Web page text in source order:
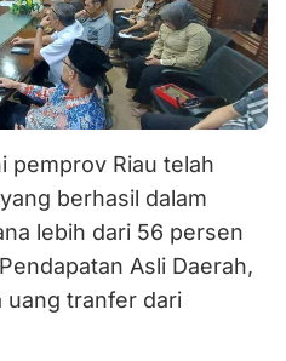
pemprov Riau telah
berhasil dalam
lebih dari 56 persen
Asli Daerah,
uang tranfer dari